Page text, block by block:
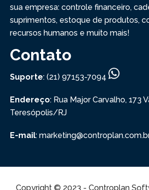
sua empresa: controle financeiro,
suprimentos, estoque de produtos,
recursos humanos e muito mais!
Contato
Suporte: (21) 97153-7094
Endereço: Rua Major Carvalho, 173
Teresópolis/RJ
E-mail:
Copyright © 2023 - Controplan